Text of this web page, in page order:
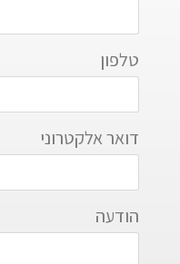
טלפון
דואר אלקטרוני
הודעה